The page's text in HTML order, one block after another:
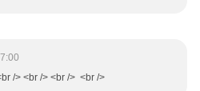
/> <br /> <br /> <br />